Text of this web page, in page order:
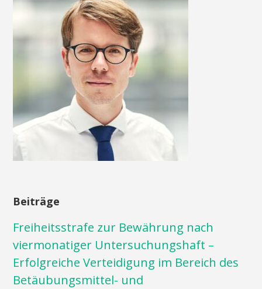
Beiträge
Freiheitsstrafe zur Bewährung nach
viermonatiger Untersuchungshaft –
Erfolgreiche Verteidigung im Bereich des
Betäubungsmittel- und